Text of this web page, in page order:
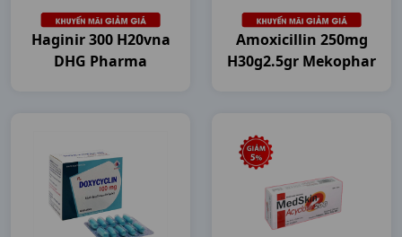
Haginir 300 H20vna
DHG Pharma
Amoxicillin 250mg
H30g2.5gr Mekophar